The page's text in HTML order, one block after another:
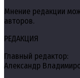
Мнение редакции
авторов.
РЕДАКЦИЯ
Главный редактор:
Александр